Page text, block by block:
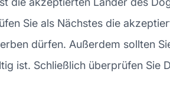
Sie als Nächstes die
dürfen. Außerdem sollten
ist. Schließlich überprüfen Sie